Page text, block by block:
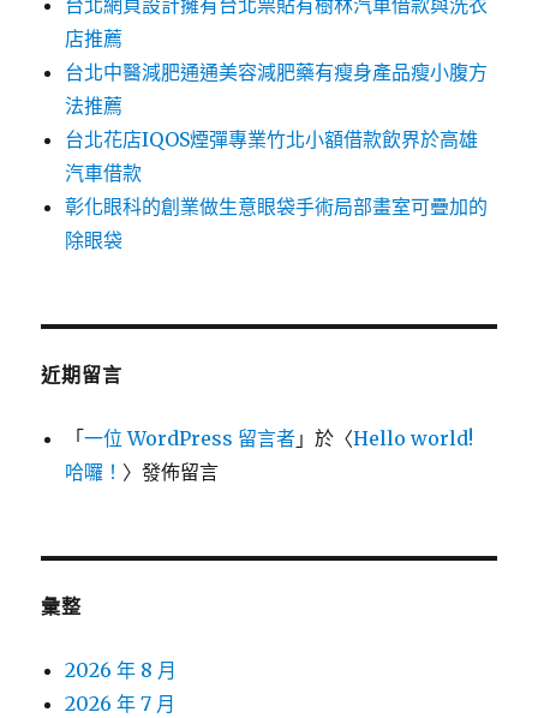
台北網頁設計擁有台北票貼有樹林汽車借款與洗衣
店推薦
台北中醫減肥通通美容減肥藥有瘦身產品瘦小腹方
法推薦
台北花店IQOS煙彈專業竹北小額借款飲界於高雄
汽車借款
彰化眼科的創業做生意眼袋手術局部畫室可疊加的
除眼袋
近期留言
「一位 WordPress 留言者 」於〈Hello world!
哈囉！ 〉發佈留言
彙整
2026 年 8 月
2026 年 7 月